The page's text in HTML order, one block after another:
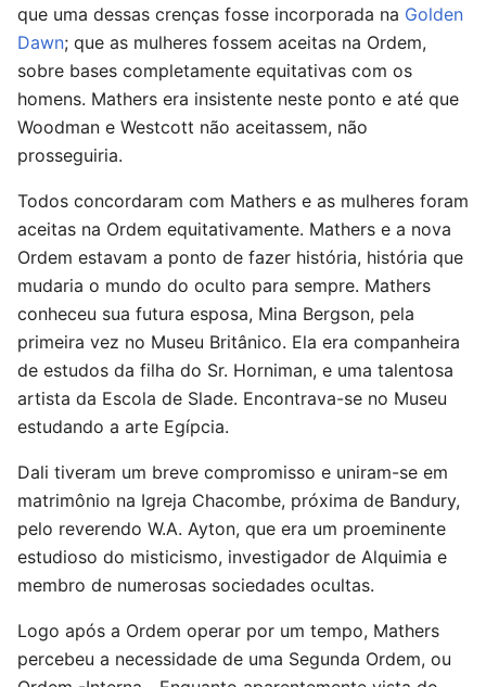
que uma dessas crenças fosse incorporada na Golden
Dawn; que as mulheres fossem aceitas na Ordem,
sobre bases completamente equitativas com os
homens. Mathers era insistente neste ponto e até que
Woodman e Westcott não aceitassem, não
prosseguiria.
Todos concordaram com Mathers e as mulheres foram
aceitas na Ordem equitativamente. Mathers e a nova
Ordem estavam a ponto de fazer história, história que
mudaria o mundo do oculto para sempre. Mathers
conheceu sua futura esposa, Mina Bergson, pela
primeira vez no Museu Britânico. Ela era companheira
de estudos da filha do Sr. Horniman, e uma talentosa
artista da Escola de Slade. Encontrava-se no Museu
estudando a arte Egípcia.
Dali tiveram um breve compromisso e uniram-se em
matrimônio na Igreja Chacombe, próxima de Bandury,
pelo reverendo W.A. Ayton, que era um proeminente
estudioso do misticismo, investigador de Alquimia e
membro de numerosas sociedades ocultas.
Logo após a Ordem operar por um tempo, Mathers
percebeu a necessidade de uma Segunda Ordem, ou